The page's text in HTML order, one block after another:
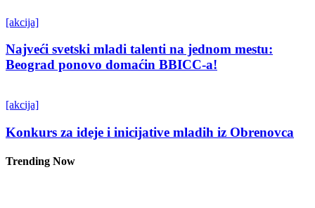
[akcija]
Najveći svetski mladi talenti na jednom mestu:
Beograd ponovo domaćin BBICC-a!
[akcija]
Konkurs za ideje i inicijative mladih iz Obrenovca
Trending Now